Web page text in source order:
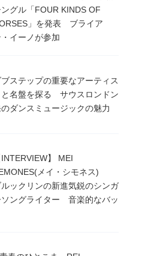
ングル「FOUR KINDS OF
」を発表 ブライア
・イーノが参加
ブステップの重要なアーティス
と名盤を探る サウスロンドン
ダンスミュージックの魅力
INTERVIEW】 MEI
メイ・シモネス)
ルックリンの新進気鋭のシンガ
ソングライター 音楽的なバッ